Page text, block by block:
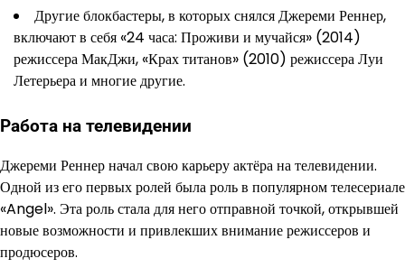
Другие блокбастеры, в которых снялся Джереми Реннер,
включают в себя «24 часа: Проживи и мучайся» (2014)
режиссера МакДжи, «Крах титанов» (2010) режиссера Луи
Летерьера и многие другие.
Работа на телевидении
Джереми Реннер начал свою карьеру актёра на телевидении.
Одной из его первых ролей была роль в популярном телесериале
«Angel». Эта роль стала для него отправной точкой, открывшей
новые возможности и привлекших внимание режиссеров и
продюсеров.